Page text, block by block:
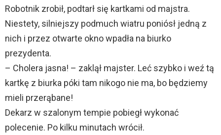
Robotnik zrobił, podtarł się kartkami od majstra.
Niestety, silniejszy podmuch wiatru poniósł jedną z
nich i przez otwarte okno wpadła na biurko
prezydenta.
– Cholera jasna! – zaklął majster. Leć szybko i weź tą
kartkę z biurka póki tam nikogo nie ma, bo będziemy
mieli przerąbane!
Dekarz w szalonym tempie pobiegł wykonać
polecenie. Po kilku minutach wrócił.